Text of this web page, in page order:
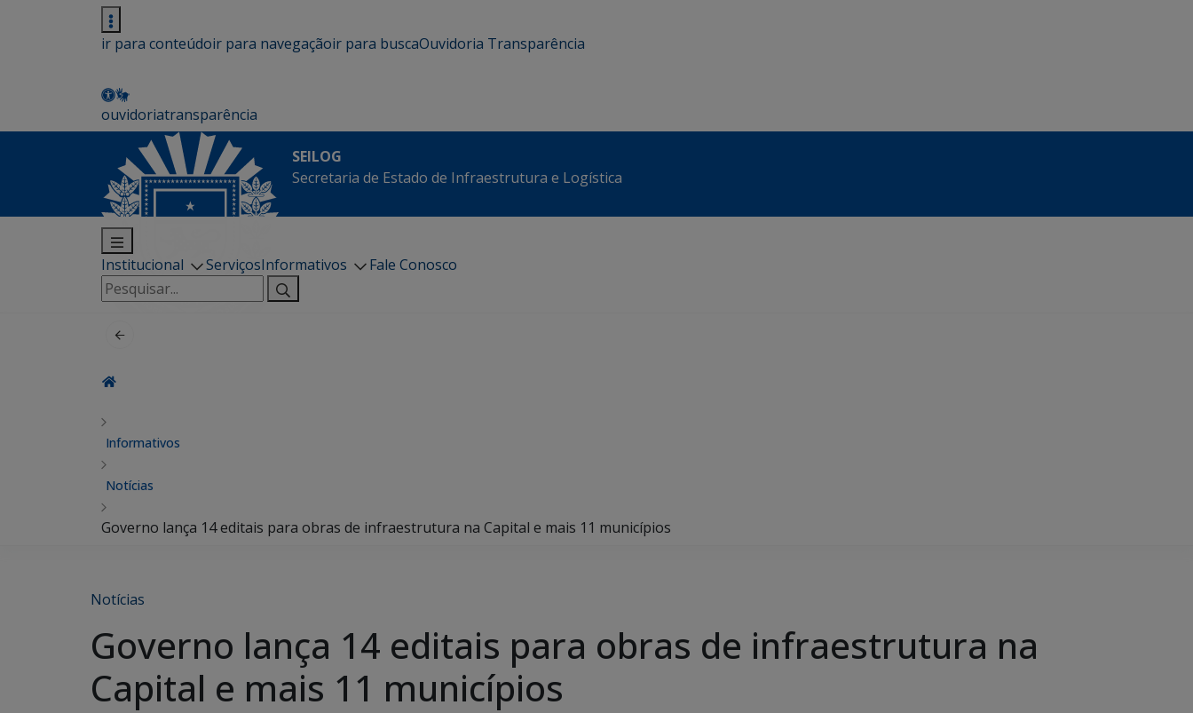
ir para conteúdoir para navegaçãoir para buscaOuvidoria Transparência
ouvidoriatransparência
SEILOG
Secretaria de Estado de Infraestrutura e Logística
Institucional ServiçosInformativos
Fale Conosco
Pesquisar
por:
Informativos
Notícias
Governo lança 14 editais para obras de infraestrutura na Capital e mais 11 municípios
Notícias
Governo lança 14 editais para obras de infraestrutura na
Capital e mais 11 municípios